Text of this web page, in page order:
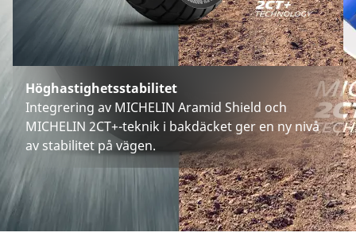
Höghastighetsstabilitet
Integrering av MICHELIN Aramid Shield och
MICHELIN 2CT+-teknik i bakdäcket ger en ny nivå
av stabilitet på vägen.